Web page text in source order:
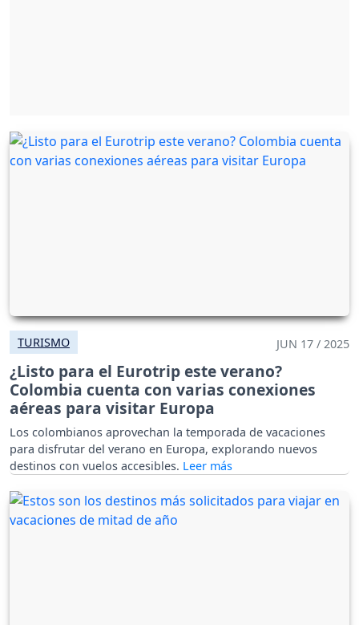
TURISMO JUN 17 / 2025
¿Listo para el Eurotrip este verano?
Colombia cuenta con varias conexiones
aéreas para visitar Europa
Los colombianos aprovechan la temporada de vacaciones
para disfrutar del verano en Europa, explorando nuevos
destinos con vuelos accesibles.